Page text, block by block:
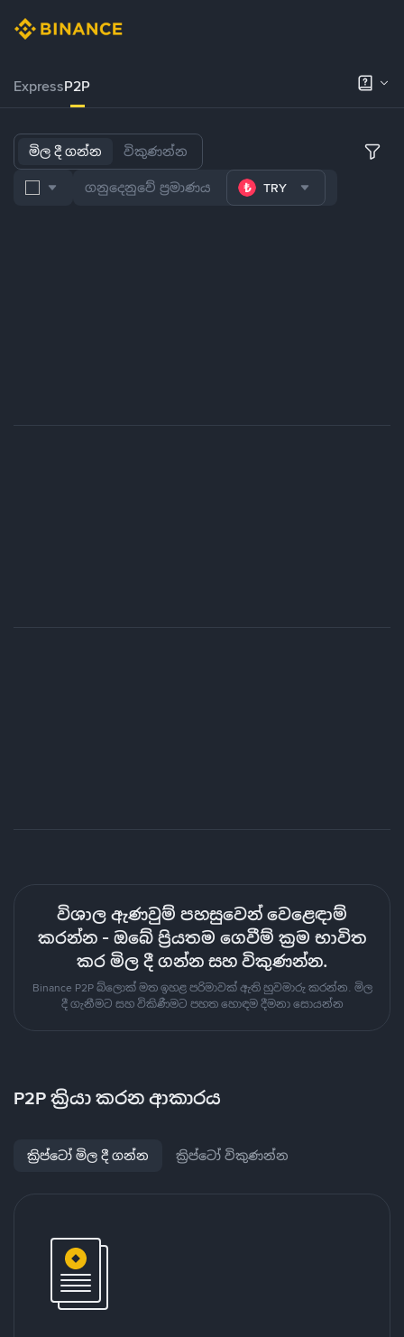
ExpressP2P
මිල දී ගන්න විකුණන්න
TRY
විශාල ඇණවුම් පහසුවෙන් වෙළෙඳාම්
කරන්න - ඔබේ ප්‍රියතම ගෙවීම් ක්‍රම භාවිත
කර මිල දී ගන්න සහ විකුණන්න.
Binance P2P බ්ලොක් මත ඉහළ පරිමාවක් ඇති හුවමාරු කරන්න. මිල
දී ගැනීමට සහ විකිණීමට පහත හොඳම දීමනා සොයන්න
P2P ක්‍රියා කරන ආකාරය
ක්‍රිප්ටෝ මිල දී ගන්න ක්‍රිප්ටෝ විකුණන්න